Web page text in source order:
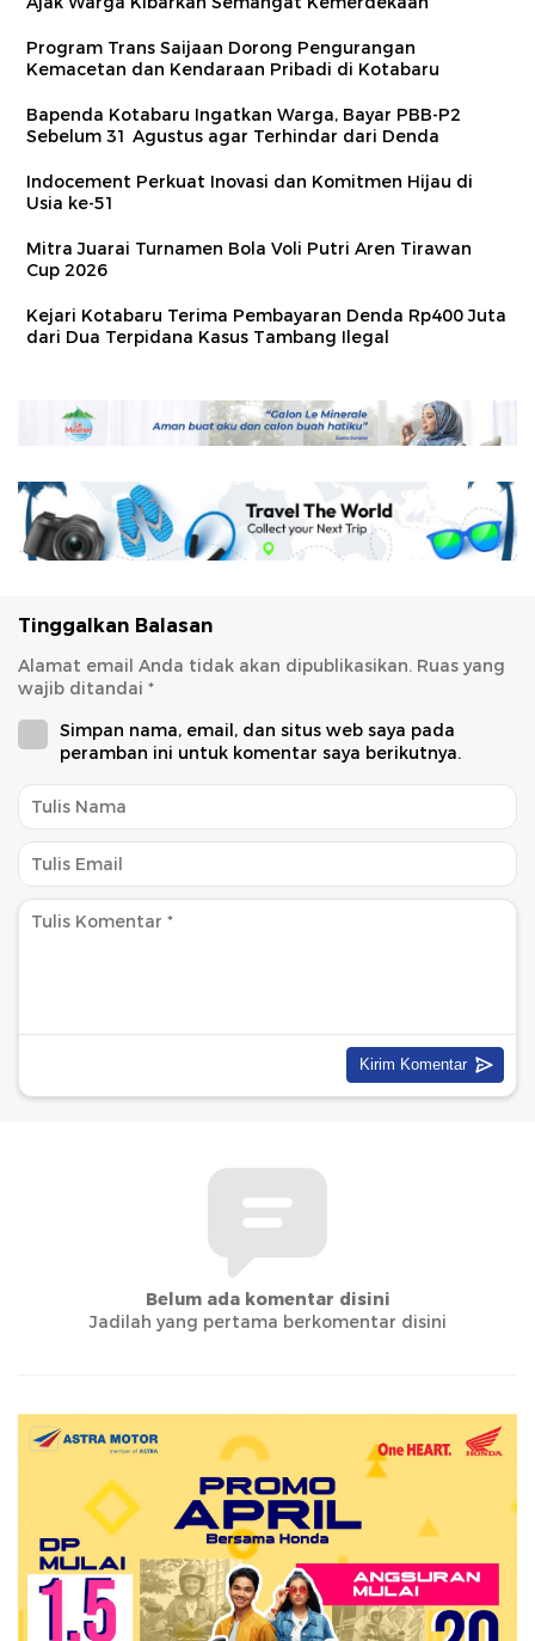
Program Trans Saijaan Dorong Pengurangan
Kemacetan dan Kendaraan Pribadi di Kotabaru
Bapenda Kotabaru Ingatkan Warga, Bayar PBB-P2
Sebelum 31 Agustus agar Terhindar dari Denda
Indocement Perkuat Inovasi dan Komitmen Hijau di
Usia ke-51
Mitra Juarai Turnamen Bola Voli Putri Aren Tirawan
Cup 2026
Kejari Kotabaru Terima Pembayaran Denda Rp400 Juta
dari Dua Terpidana Kasus Tambang Ilegal
Tinggalkan Balasan
Alamat email Anda tidak akan dipublikasikan. Ruas yang
wajib ditandai *
Simpan nama, email, dan situs web saya pada
peramban ini untuk komentar saya berikutnya.
Belum ada komentar disini
Jadilah yang pertama berkomentar disini